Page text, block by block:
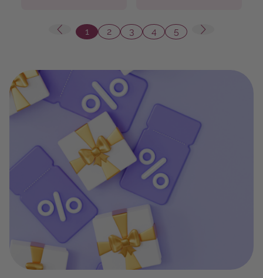
Seite
1
Seite
2
Seite
3
Seite
4
Seite
5